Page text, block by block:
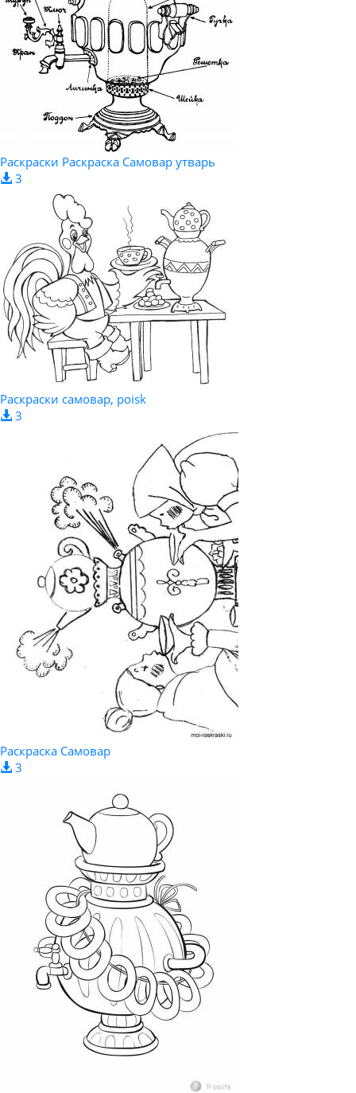
Раскраски Раскраска Самовар утварь
3
Раскраски самовар, poisk
3
Раскраска Самовар
3